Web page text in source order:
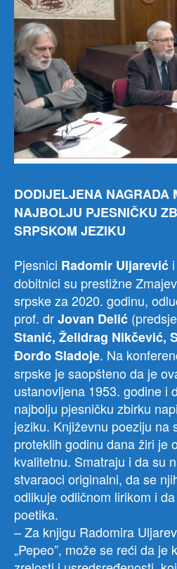
DODIJELJENA NAGRADA
NAJBOLJU PJESNIČKU
SRPSKOM JEZIKU
Pjesnici Radomir Uljarević i
dobitnici su prestižne
srpske za 2020. godinu,
prof. drJovan Delić
Stanić, Želidrag Nikčević,
Đorđo Sladoje. Na
srpske je saopšteno da je
ustanovljena 1953. godine i
najbolju pjesničku zbirku
jeziku. Književnu poeziju na
proteklih godinu dana žiri je
kvalitetnu. Smatraju i da su
stvaraoci originalni, da se
odlikuje odličnom lirikom i
poetika.
– Za knjigu Radomira
„Pepeo”, može se reći da je